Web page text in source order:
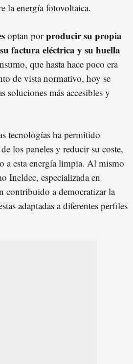
la energía fotovoltaica.
optan porproducir su propia
factura eléctrica y su huella
que hasta hace poco era
de vista normativo, hoy se
soluciones más accesibles y
tecnologías ha permitido
los paneles y reducir su coste,
a esta energía limpia. Al mismo
Ineldec, especializada en
contribuido a democratizar la
adaptadas a diferentes perfiles